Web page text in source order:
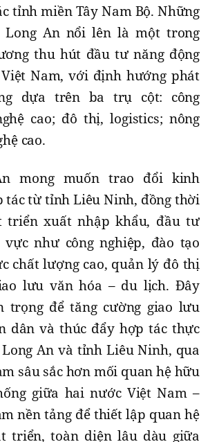
tỉnh miền Tây Nam Bộ. Những
Long An nổi lên là một trong
thu hút đầu tư năng động
Nam, với định hướng phát
dựa trên ba trụ cột: công
cao; đô thị, logistics; nông
cao.
mong muốn trao đổi kinh
tác từ tỉnh Liêu Ninh, đồng thời
triển xuất nhập khẩu, đầu tư
như công nghiệp, đào tạo
chất lượng cao, quản lý đô thị
lưu văn hóa – du lịch. Đây
trọng để tăng cường giao lưu
dân và thúc đẩy hợp tác thực
An và tỉnh Liêu Ninh, qua
sâu sắc hơn mối quan hệ hữu
giữa hai nước Việt Nam –
nền tảng để thiết lập quan hệ
triển, toàn diện lâu dàu giữa